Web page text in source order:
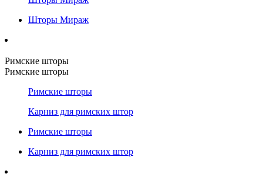
Шторы Мираж
Римские шторы
Римские шторы
Римские шторы
Карниз для римских штор
Римские шторы
Карниз для римских штор